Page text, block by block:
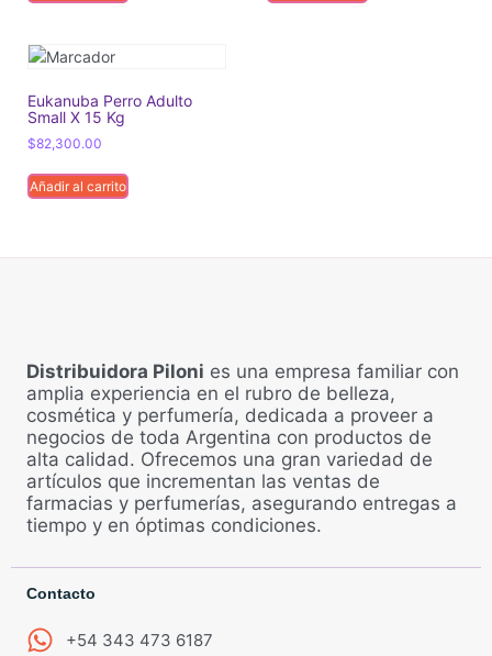
Eukanuba Perro Adulto
Small X 15 Kg
$82,300.00
Añadir al carrito
Distribuidora Piloni es una empresa familiar con
amplia experiencia en el rubro de belleza,
cosmética y perfumería, dedicada a proveer a
negocios de toda Argentina con productos de
alta calidad. Ofrecemos una gran variedad de
artículos que incrementan las ventas de
farmacias y perfumerías, asegurando entregas a
tiempo y en óptimas condiciones.
Contacto
+54 343 473 6187